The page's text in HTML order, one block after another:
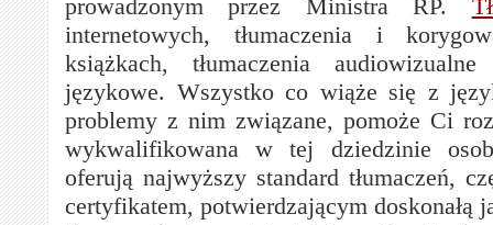
prowadzonym przez Ministra RP.
internetowych, tłumaczenia i
książkach, tłumaczenia
językowe. Wszystko co wiąże się z
problemy z nim związane, pomoże Ci
wykwalifikowana w tej dziedzinie
oferują najwyższy standard tłumaczeń,
certyfikatem, potwierdzającym doskonałą